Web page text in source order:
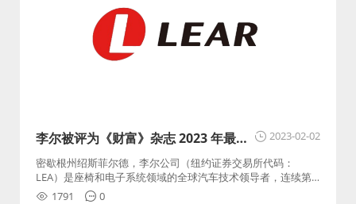
2023-02-02
李尔被评为《财富》杂志 2023 年最受
尊敬的公司之一
密歇根州绍斯菲尔德，李尔公司（纽约证券交易所代码：
LEA）是座椅和电子系统领域的全球汽车技术领导者，连续第
七年入选《财富》杂志的“全球最受尊敬的公司”名单。
1791 0